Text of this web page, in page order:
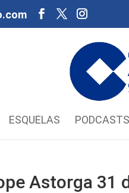
ESQUELAS PODCASTS
Astorga 31